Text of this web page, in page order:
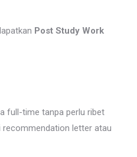
Post Study Work
full-time tanpa perlu ribet
letter atau